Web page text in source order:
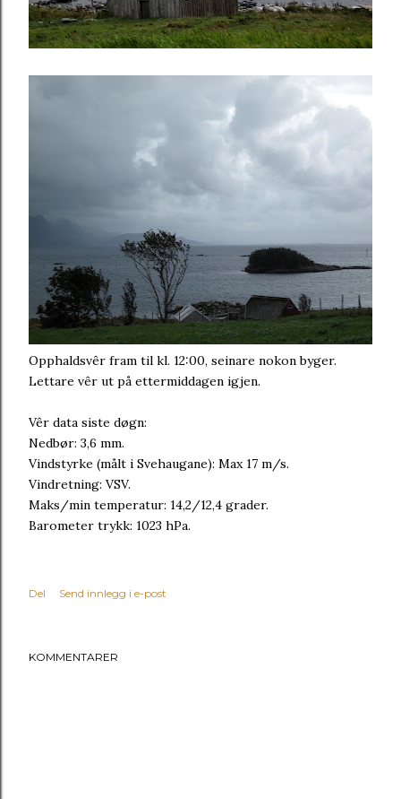
Opphaldsvêr fram til kl. 12:00, seinare nokon byger.
Lettare vêr ut på ettermiddagen igjen.
Vêr data siste døgn:
Nedbør: 3,6 mm.
Vindstyrke (målt i Svehaugane): Max 17 m/s.
Vindretning: VSV.
Maks/min temperatur: 14,2/12,4 grader.
Barometer trykk: 1023 hPa.
Del Send innlegg i e-post
KOMMENTARER